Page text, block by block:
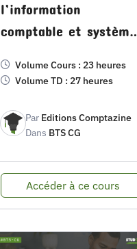
l’information
comptable et système
comptable
Volume Cours : 23 heures
Volume TD : 27 heures
Par Editions Comptazine
Dans BTS CG
Accéder à ce cours